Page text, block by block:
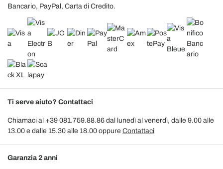
Bancario, PayPal, Carta di Credito.
Ti serve aiuto? Contattaci
Chiamaci al +39 081.759.88.86 dal lunedì al venerdì, dalle 9.00 alle
13.00 e dalle 15.30 alle 18.00 oppure Contattaci
Garanzia 2 anni